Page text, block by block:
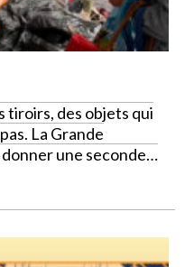
tiroirs, des objets qui
La Grande
une seconde…